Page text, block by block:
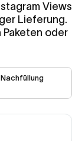
Views
Lieferung.
oder